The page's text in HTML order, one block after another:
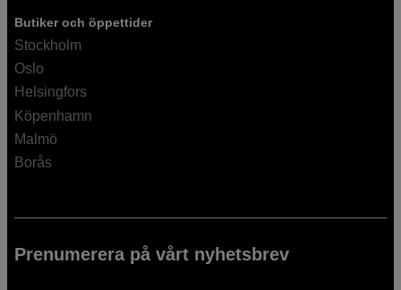
Butiker och öppettider
Stockholm
Oslo
Helsingfors
Köpenhamn
Malmö
Borås
Prenumerera på vårt nyhetsbrev